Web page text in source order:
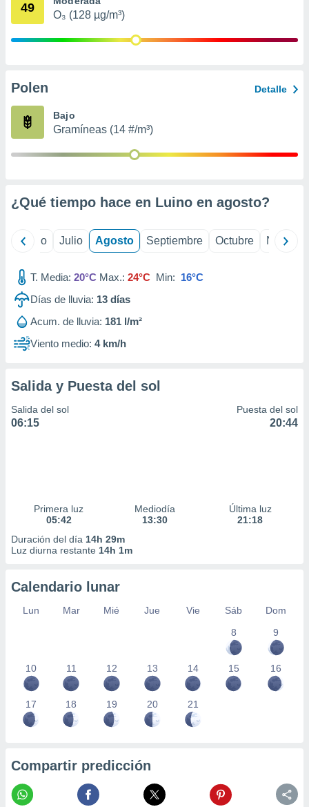
publicidad
de
1199
49
O₃ (128 µg/m³)
Polen Detalle
Bajo
Gramíneas (14 #/m³)
¿Qué tiempo hace en Luino en agosto?
Junio Julio Agosto Septiembre Octubre
T. Media: 20°C Max.: 24°C Min: 16°C
Días de lluvia: 13 días
Acum. de lluvia: 181 l/m²
Viento medio: 4 km/h
Salida y Puesta del sol
Salida del sol
06:15
Puesta del sol
20:44
Primera luz
05:42
Mediodía
13:30
Última luz
21:18
Duración del día 14h 29m
Luz diurna restante 14h 1m
Calendario lunar
Lun Mar Mié Jue Vie Sáb
Dom
8
9
10 11 12 13 14 15 16
17 18 19 20 21
Compartir predicción